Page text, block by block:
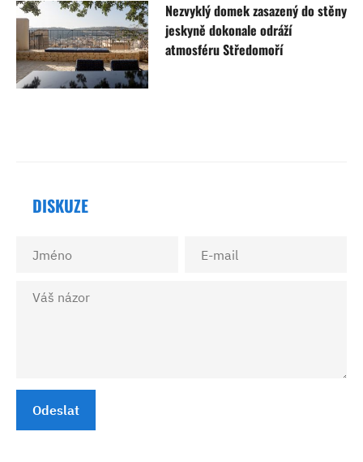
Nezvyklý domek zasazený do stěny
jeskyně dokonale odráží
atmosféru Středomoří
DISKUZE
Odeslat